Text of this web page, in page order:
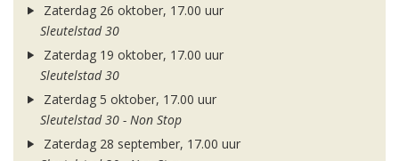
Zaterdag 26 oktober, 17.00 uur
Sleutelstad 30
Zaterdag 19 oktober, 17.00 uur
Sleutelstad 30
Zaterdag 5 oktober, 17.00 uur
Sleutelstad 30 - Non Stop
Zaterdag 28 september, 17.00 uur